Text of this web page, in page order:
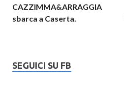
CAZZIMMA&ARRAGGIA
sbarca a Caserta.
SEGUICI SU FB